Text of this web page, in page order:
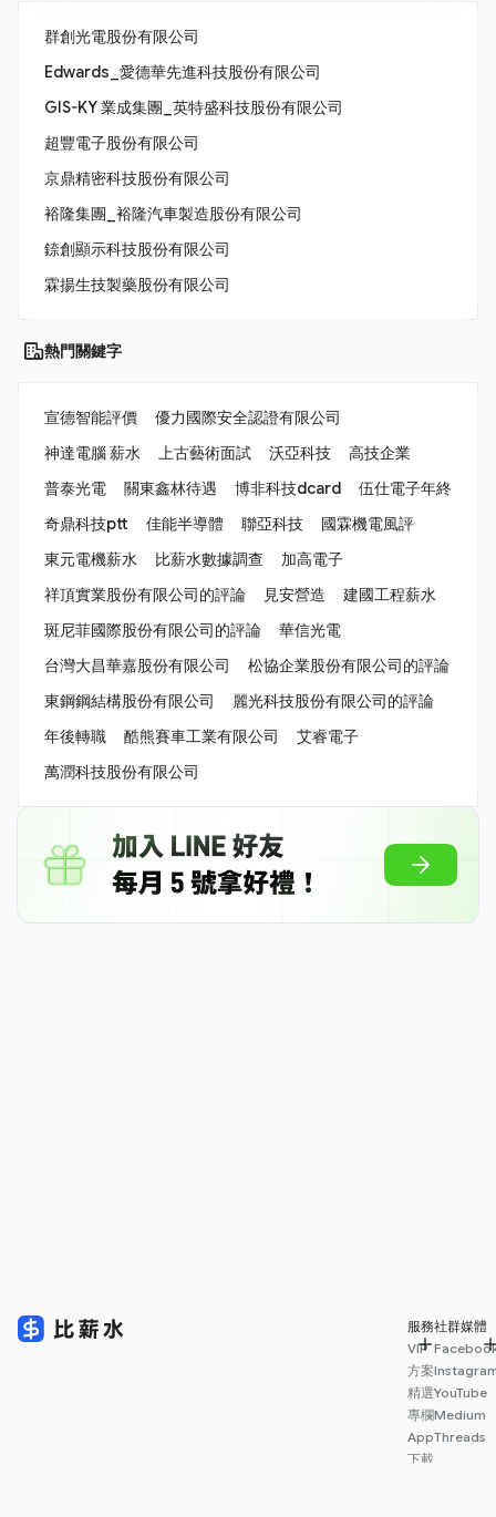
群創光電股份有限公司
Edwards_愛德華先進科技股份有限公司
GIS-KY 業成集團_英特盛科技股份有限公司
超豐電子股份有限公司
京鼎精密科技股份有限公司
裕隆集團_裕隆汽車製造股份有限公司
錼創顯示科技股份有限公司
霖揚生技製藥股份有限公司
熱門關鍵字
宣德智能評價
優力國際安全認證有限公司
神達電腦 薪水
上古藝術面試 沃亞科技
高技企業
普泰光電
關東鑫林待遇 博非科技dcard
伍仕電子年終
奇鼎科技ptt
佳能半導體 聯亞科技
國霖機電風評
東元電機薪水
比薪水數據調查
加高電子
祥頂實業股份有限公司的評論
見安營造
建國工程薪水
斑尼菲國際股份有限公司的評論
華信光電
台灣大昌華嘉股份有限公司
松協企業股份有限公司的評論
東鋼鋼結構股份有限公司
麗光科技股份有限公司的評論
年後轉職
酷熊賽車工業有限公司
艾睿電子
萬潤科技股份有限公司
服務
VIP
方案
精選
專欄
App
下載
社群媒體
YouTube
Medium
Threads